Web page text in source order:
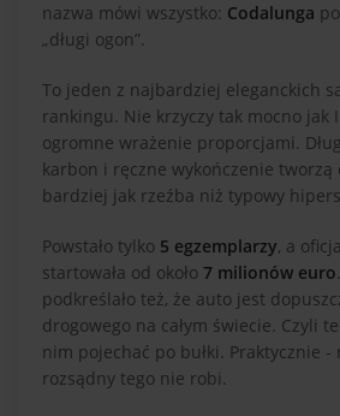
nazwa mówi wszystko: Codalunga
„długi ogon”.
To jeden z najbardziej eleganckich
rankingu. Nie krzyczy tak mocno jak
ogromne wrażenie proporcjami.
karbon i ręczne wykończenie tworzą
bardziej jak rzeźba niż typowy
Powstało tylko 5 egzemplarzy, a
startowała od około 7 milionów euro
podkreślało też, że auto jest
drogowego na całym świecie. Czyli
nim pojechać po bułki. Praktycznie -
rozsądny tego nie robi.